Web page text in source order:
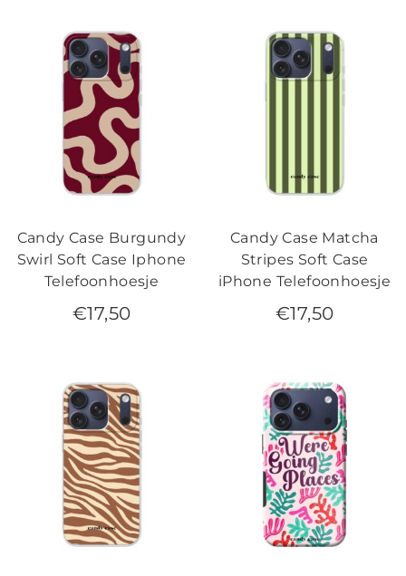
Candy Case Burgundy
Swirl Soft Case Iphone
Telefoonhoesje
€17,50
Candy Case Matcha
Stripes Soft Case
iPhone Telefoonhoesje
€17,50